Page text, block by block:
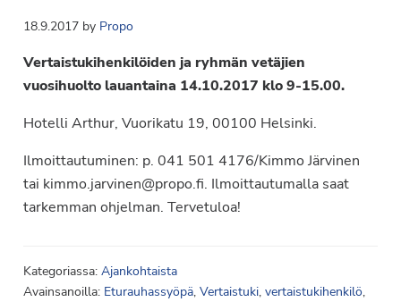
Suomen
Syöpäyhdistyksen
jäsenjärjestö.
18.9.2017by Propo
Vertaistukihenkilöiden ja ryhmän vetäjien
vuosihuolto lauantaina 14.10.2017 klo 9-15.00.
Hotelli Arthur, Vuorikatu 19, 00100 Helsinki.
Ilmoittautuminen: p. 041 501 4176/Kimmo Järvinen
tai kimmo.jarvinen@propo.fi. Ilmoittautumalla saat
tarkemman ohjelman. Tervetuloa!
Kategoriassa: Ajankohtaista
Avainsanoilla: Eturauhassyöpä, Vertaistuki, vertaistukihenkilö,